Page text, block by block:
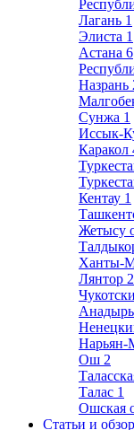
Лагань 1
Элиста 1
Астана 6
Назрань
Сунжа 1
Иссык-
Каракол
Кентау 1
Жетысу
Ханты-
Лянтор 2
Анадырь
Нарьян-
Ош 2
Талас 1
Ошская
Статьи и